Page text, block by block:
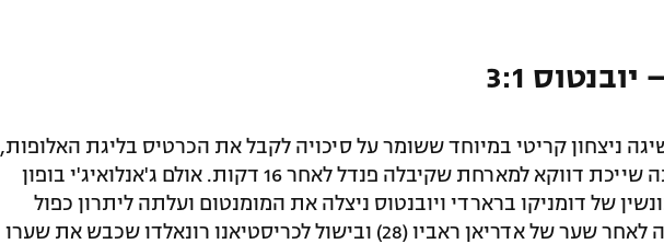
3:1
ניצחון קריטי במיוחד ששומר על סיכויה לקבל את הכרטיס בליגת האלופות,
אך הפתיחה הייתה שייכת דווקא למארחת שקיבלה פנדל לאחר 16 דקות. אולם ג'אנלואיג'י בופון
של דומניקו ברארדי ויובנטוס ניצלה את המומנטום ועלתה ליתרון כפול
במחצית הראשונה לאחר שער של אדריאן ראביו (28) ובישול לכריסטיאנו רונאלדו שכבש את שערו